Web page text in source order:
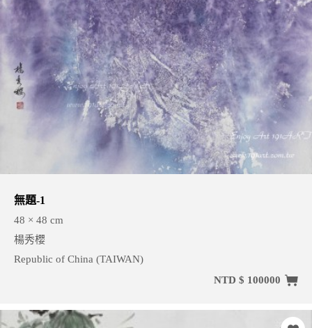
無題-1
48 × 48 cm
楊秀櫻
Republic of China (TAIWAN)
NTD $ 100000